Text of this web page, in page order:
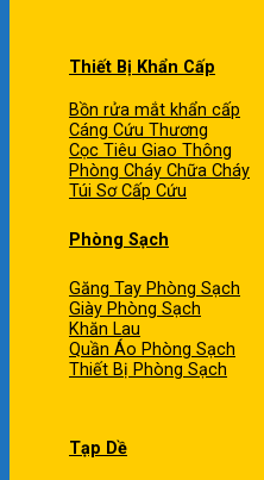
Thiết Bị Khẩn Cấp
Bồn rửa mắt khẩn cấp
Cáng Cứu Thương
Cọc Tiêu Giao Thông
Phòng Cháy Chữa Cháy
Túi Sơ Cấp Cứu
Phòng Sạch
Găng Tay Phòng Sạch
Giày Phòng Sạch
Khăn Lau
Quần Áo Phòng Sạch
Thiết Bị Phòng Sạch
Tạp Dề